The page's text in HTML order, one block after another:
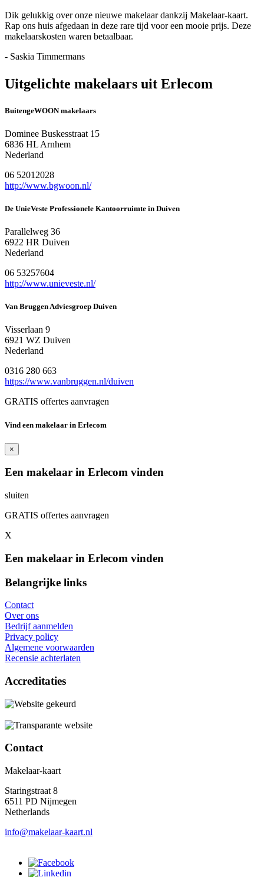
Dik gelukkig over onze nieuwe makelaar dankzij Makelaar-kaart.
Rap ons huis afgedaan in deze rare tijd voor een mooie prijs. Deze
makelaarskosten waren betaalbaar.
- Saskia Timmermans
Uitgelichte makelaars uit Erlecom
BuitengeWOON makelaars
Dominee Buskesstraat 15
6836 HL Arnhem
Nederland
06 52012028
http://www.bgwoon.nl/
De UnieVeste Professionele Kantoorruimte in Duiven
Parallelweg 36
6922 HR Duiven
Nederland
06 53257604
http://www.unieveste.nl/
Van Bruggen Adviesgroep Duiven
Visserlaan 9
6921 WZ Duiven
Nederland
0316 280 663
https://www.vanbruggen.nl/duiven
GRATIS offertes aanvragen
Vind een makelaar in Erlecom
×
Een makelaar in Erlecom vinden
sluiten
GRATIS offertes aanvragen
X
Een makelaar in Erlecom vinden
Belangrijke links
Contact
Over ons
Bedrijf aanmelden
Privacy policy
Algemene voorwaarden
Recensie achterlaten
Accreditaties
Contact
Makelaar-kaart
Staringstraat 8
6511 PD Nijmegen
Netherlands
info@makelaar-kaart.nl